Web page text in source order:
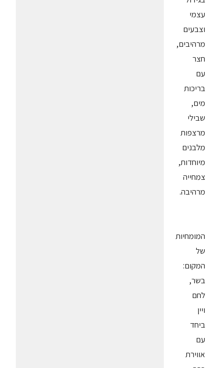
עצמי
וצבעים
מרהיבים,
חצר
עם
בריכות
מים,
שבילי
מרצפות
מלבנים
מיוחדות,
צמחייה
מרהיבה.
המומחיות
של
המקום:
בשר,
לחם
ויין
ביחד
עם
אווירת